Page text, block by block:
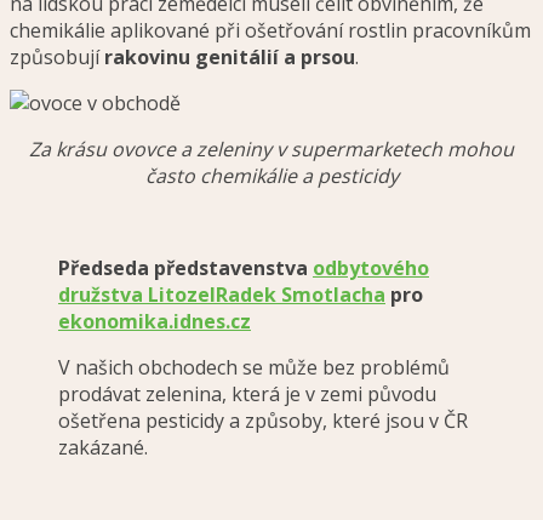
chemikálie aplikované při ošetřování rostlin pracovníkům
způsobujírakovinu genitálií a prsou.
Za krásu ovovce a zeleniny v supermarketech mohou
často chemikálie a pesticidy
Předseda představenstva odbytového
družstva LitozelRadek Smotlacha pro
ekonomika.idnes.cz
V našich obchodech se může bez problémů
prodávat zelenina, která je v zemi původu
ošetřena pesticidy a způsoby, které jsou v ČR
zakázané.